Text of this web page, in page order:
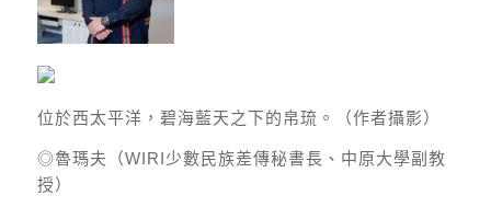
位於西太平洋，碧海藍天之下的帛琉。（作者攝影）
◎魯瑪夫（WIRI少數民族差傳秘書長、中原大學副教
授）